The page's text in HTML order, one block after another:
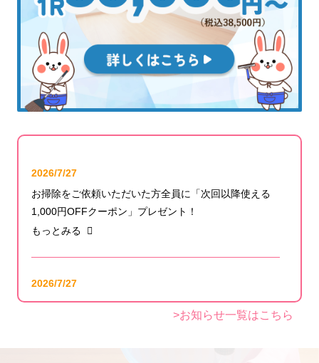
2026/7/27
お掃除をご依頼いただいた方全員に「次回以降使える
1,000円OFFクーポン」プレゼント！
もっとみる
2026/7/27
【公式YouTube更新】エアコンが冷えない・水漏れ・
ポコポコ音…エアコンの不調の原因と対策をプロが解
>お知らせ一覧はこちら